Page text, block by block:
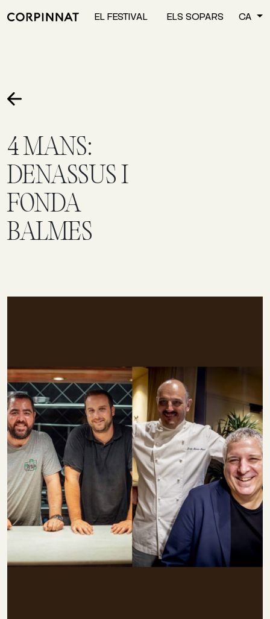
EL FESTIVAL ELS SOPARS CA
4 MANS:
DENASSUS I
FONDA
BALMES